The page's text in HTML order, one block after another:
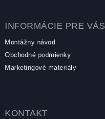
INFORMÁCIE PRE VÁS
Montážny návod
Obchodné podmienky
Marketingové materiály
KONTAKT